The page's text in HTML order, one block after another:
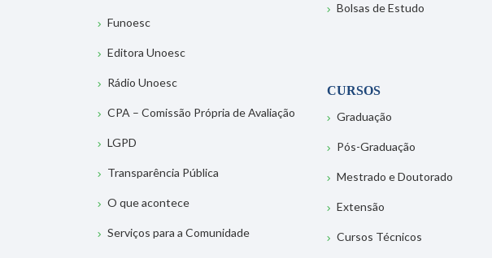
Funoesc
Editora Unoesc
Rádio Unoesc
CPA – Comissão Própria de Avaliação
LGPD
Transparência Pública
O que acontece
Serviços para a Comunidade
Bolsas de Estudo
CURSOS
Graduação
Pós-Graduação
Mestrado e Doutorado
Extensão
Cursos Técnicos